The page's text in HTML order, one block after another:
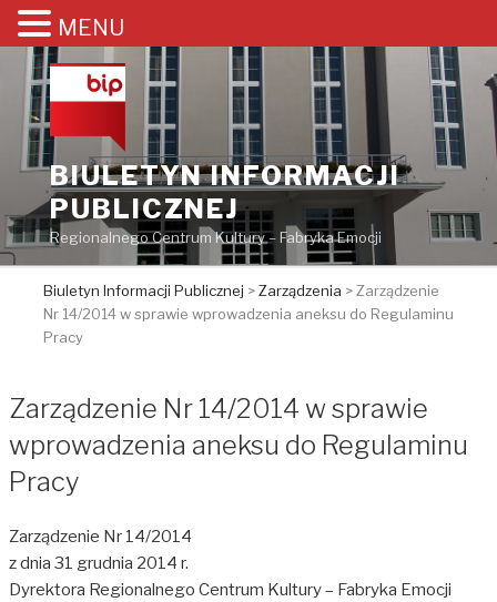
Przejdź
treści
BIULETYN INFORMACJI
PUBLICZNEJ
Regionalnego Centrum Kultury – Fabryka Emocji
Biuletyn Informacji Publicznej >Zarządzenia >Zarządzenie
Nr 14/2014 w sprawie wprowadzenia aneksu do Regulaminu
Pracy
Zarządzenie Nr 14/2014 w sprawie
wprowadzenia aneksu do Regulaminu
Pracy
Zarządzenie Nr 14/2014
z dnia 31 grudnia 2014 r.
Dyrektora Regionalnego Centrum Kultury – Fabryka Emocji
MENU